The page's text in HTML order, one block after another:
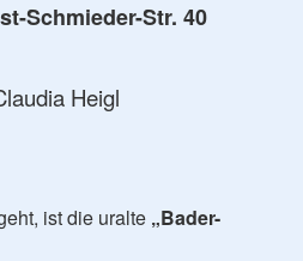
Schmieder-Str. 40
Heigl
ist die uralte „Bader-